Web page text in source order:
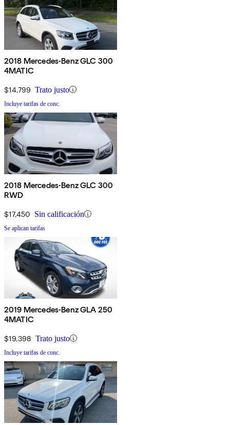
2018 Mercedes-Benz GLC 300
4MATIC
$14,799 Trato justo
Incluye tarifas de conc.
2018 Mercedes-Benz GLC 300
RWD
$17,450 Sin calificación
Se aplican tarifas
2019 Mercedes-Benz GLA 250
4MATIC
$19,398 Trato justo
Incluye tarifas de conc.